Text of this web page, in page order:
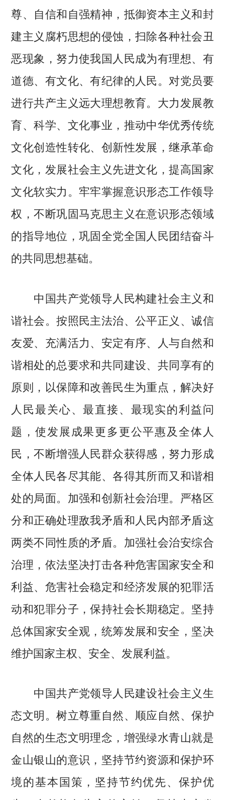
尊、自信和自强精神，抵御资本主义和封
建主义腐朽思想的侵蚀，扫除各种社会丑
恶现象，努力使我国人民成为有理想、有
道德、有文化、有纪律的人民。对党员要
进行共产主义远大理想教育。大力发展教
育、科学、文化事业，推动中华优秀传统
文化创造性转化、创新性发展，继承革命
文化，发展社会主义先进文化，提高国家
文化软实力。牢牢掌握意识形态工作领导
权，不断巩固马克思主义在意识形态领域
的指导地位，巩固全党全国人民团结奋斗
的共同思想基础。
中国共产党领导人民构建社会主义和
谐社会。按照民主法治、公平正义、诚信
友爱、充满活力、安定有序、人与自然和
谐相处的总要求和共同建设、共同享有的
原则，以保障和改善民生为重点，解决好
人民最关心、最直接、最现实的利益问
题，使发展成果更多更公平惠及全体人
民，不断增强人民群众获得感，努力形成
全体人民各尽其能、各得其所而又和谐相
处的局面。加强和创新社会治理。严格区
分和正确处理敌我矛盾和人民内部矛盾这
两类不同性质的矛盾。加强社会治安综合
治理，依法坚决打击各种危害国家安全和
利益、危害社会稳定和经济发展的犯罪活
动和犯罪分子，保持社会长期稳定。坚持
总体国家安全观，统筹发展和安全，坚决
维护国家主权、安全、发展利益。
中国共产党领导人民建设社会主义生
态文明。树立尊重自然、顺应自然、保护
自然的生态文明理念，增强绿水青山就是
金山银山的意识，坚持节约资源和保护环
境的基本国策，坚持节约优先、保护优